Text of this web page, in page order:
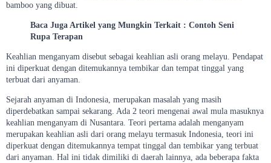
bamboo yang dibuat.
Baca Juga Artikel yang Mungkin Terkait : Contoh Seni
Rupa Terapan
Keahlian menganyam disebut sebagai keahlian asli orang melayu. Pendapat
ini diperkuat dengan ditemukannya tembikar dan tempat tinggal yang
terbuat dari anyaman.
Sejarah anyaman di Indonesia, merupakan masalah yang masih
diperdebatkan sampai sekarang. Ada 2 teori mengenai awal mula masuknya
keahlian menganyam di Nusantara. Teori pertama adalah menganyam
merupakan keahlian asli dari orang melayu termasuk Indonesia, teori ini
diperkuat dengan ditemukannya tempat tinggal dan tembikar yang terbuat
dari anyaman. Hal ini tidak dimiliki di daerah lainnya, ada beberapa fakta